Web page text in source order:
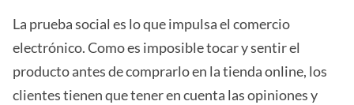
La prueba social es lo que impulsa el comercio
electrónico. Como es imposible tocar y sentir el
producto antes de comprarlo en la tienda online, los
clientes tienen que tener en cuenta las opiniones y